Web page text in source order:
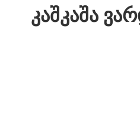
კაშკაშა